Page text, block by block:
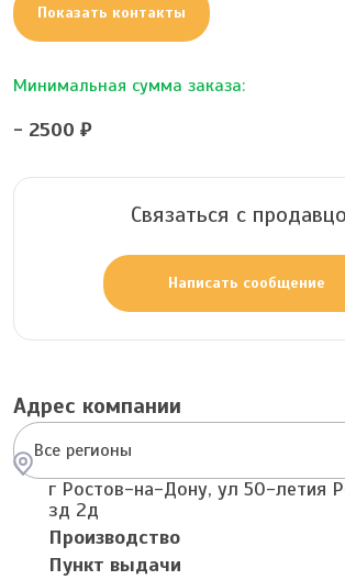
Показать контакты
Минимальная сумма заказа:
- 2500 ₽
Связаться с
Написать сообщение
Адрес компании
Все регионы
г Ростов-на-Дону, ул 50-летия
зд 2д
Производство
Пункт выдачи